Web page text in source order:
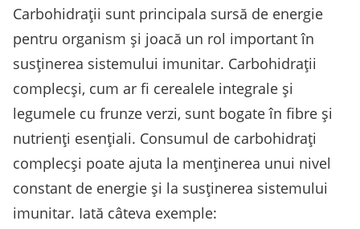
Carbohidrații sunt principala sursă de energie
pentru organism și joacă un rol important în
susținerea sistemului imunitar. Carbohidrații
complecși, cum ar fi cerealele integrale și
legumele cu frunze verzi, sunt bogate în fibre și
nutrienți esențiali. Consumul de carbohidrați
complecși poate ajuta la menținerea unui nivel
constant de energie și la susținerea sistemului
imunitar. Iată câteva exemple: